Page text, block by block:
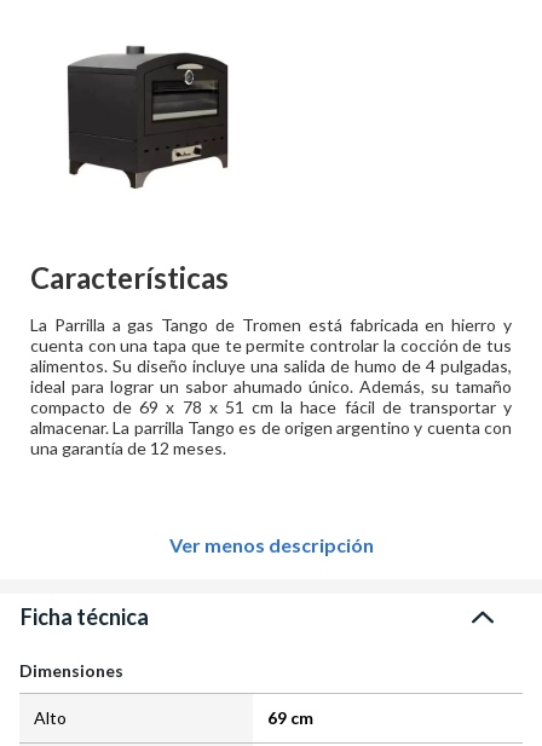
Características
La Parrilla a gas Tango de Tromen está fabricada en hierro y
cuenta con una tapa que te permite controlar la cocción de tus
alimentos. Su diseño incluye una salida de humo de 4 pulgadas,
ideal para lograr un sabor ahumado único. Además, su tamaño
compacto de 69 x 78 x 51 cm la hace fácil de transportar y
almacenar. La parrilla Tango es de origen argentino y cuenta con
una garantía de 12 meses.
Ver menos descripción
Ficha técnica
Dimensiones
Alto 69 cm